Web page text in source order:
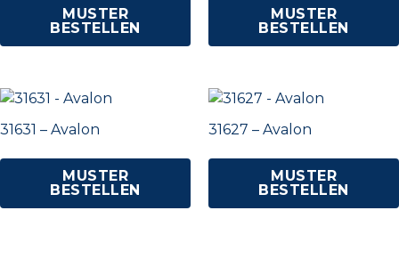
MUSTER
BESTELLEN
MUSTER
BESTELLEN
31631 – Avalon
MUSTER
BESTELLEN
31627 – Avalon
MUSTER
BESTELLEN